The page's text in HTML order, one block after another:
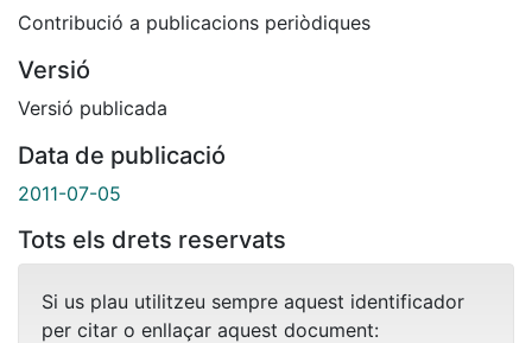
Contribució a publicacions periòdiques
Versió
Versió publicada
Data de publicació
2011-07-05
Tots els drets reservats
Si us plau utilitzeu sempre aquest identificador
per citar o enllaçar aquest document: